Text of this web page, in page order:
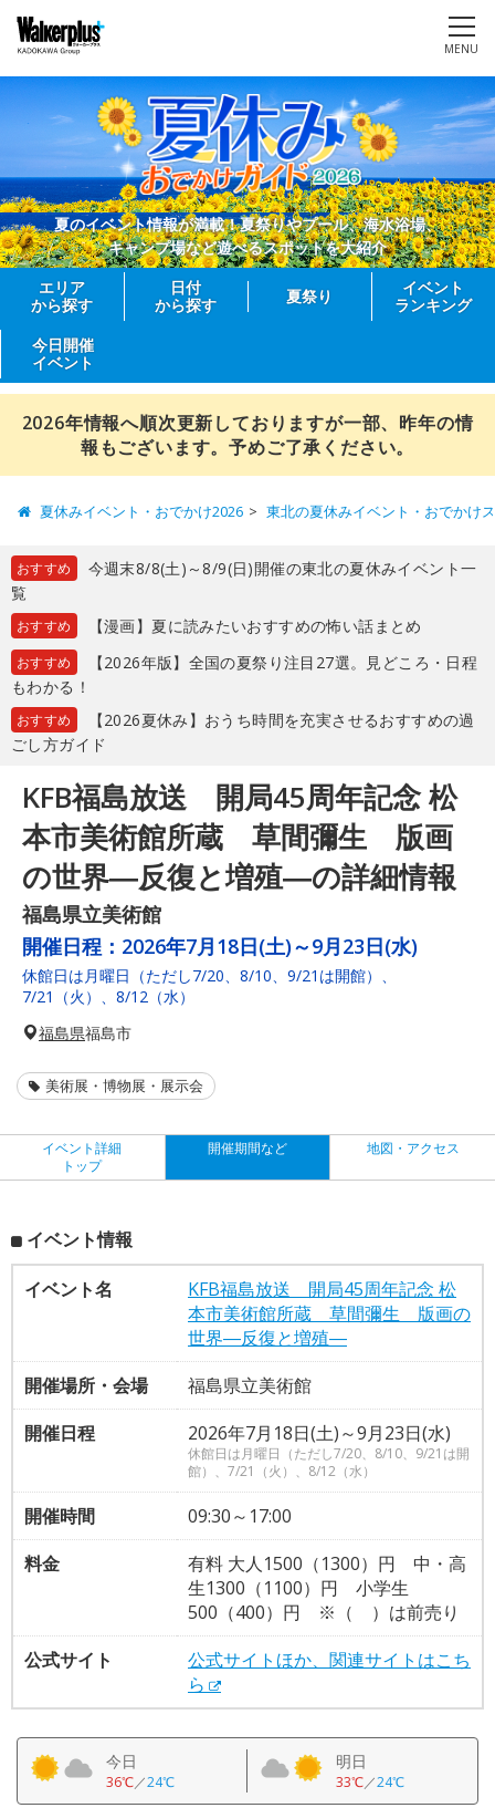
MENU
夏のイベント情報が満載！夏祭りやプール、海水浴場、
キャンプ場など遊べるスポットを大紹介
エリア
から探す
日付
から探す
夏祭り
イベント
ランキング
今日開催
イベント
2026年情報へ順次更新しておりますが一部、昨年の情
報もございます。予めご了承ください。
夏休みイベント・おでかけ2026 東北の夏休みイベント・おでかけ
おすすめ
今週末8/8(土)～8/9(日)開催の東北の夏休みイベント一
覧
おすすめ 【漫画】夏に読みたいおすすめの怖い話まとめ
おすすめ
【2026年版】全国の夏祭り注目27選。見どころ・日程
もわかる！
おすすめ
【2026夏休み】おうち時間を充実させるおすすめの過
ごし方ガイド
KFB福島放送 開局45周年記念 松
本市美術館所蔵 草間彌生 版画
の世界―反復と増殖―の詳細情報
福島県立美術館
開催日程： 2026年7月18日(土)～9月23日(水)
休館日は月曜日（ただし7/20、8/10、9/21は開館）、
7/21（火）、8/12（水）
福島県福島市
美術展・博物展・展示会
イベント詳細
トップ
開催期間など 地図・アクセス
イベント情報
イベント名
KFB福島放送 開局45周年記念 松
本市美術館所蔵 草間彌生 版画の
世界―反復と増殖―
開催場所・会場
福島県立美術館
開催日程
2026年7月18日(土)～9月23日(水)
休館日は月曜日（ただし7/20、8/10、9/21は開
館）、7/21（火）、8/12（水）
開催時間
09:30～17:00
料金
有料 大人1500（1300）円 中・高
生1300（1100）円 小学生
500（400）円 ※（ ）は前売り
公式サイト
公式サイトほか、関連サイトはこち
ら
今日
36℃／24℃
明日
33℃／24℃